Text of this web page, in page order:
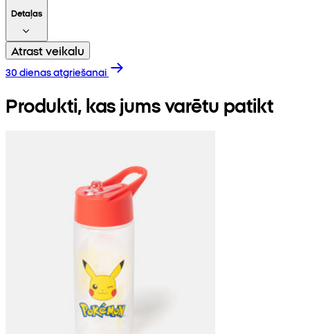
Detaļas
Atrast veikalu
30 dienas atgriešanai
Produkti, kas jums varētu patikt